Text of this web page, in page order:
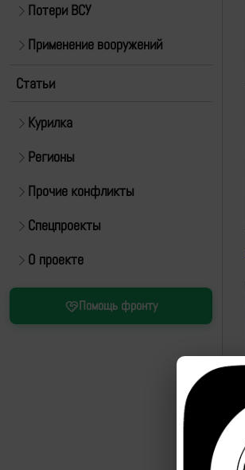
Потери ВСУ
Применение вооружений
Статьи
Курилка
Регионы
Прочие конфликты
Спецпроекты
О проекте
Помощь фронту